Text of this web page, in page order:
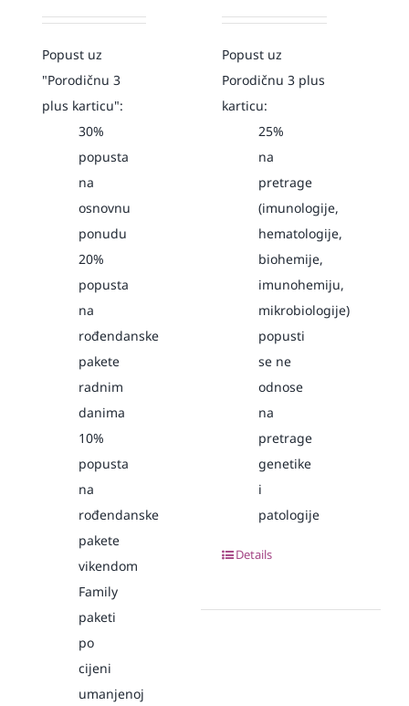
Popust uz
"Porodičnu 3
plus karticu":
30%
popusta
na
osnovnu
ponudu
20%
popusta
na
rođendanske
pakete
radnim
danima
10%
popusta
na
rođendanske
pakete
vikendom
Family
paketi
po
cijeni
umanjenoj
Popust uz
Porodičnu 3 plus
karticu:
25%
na
pretrage
(imunologije,
hematologije,
biohemije,
imunohemiju,
mikrobiologije)
popusti
se ne
odnose
na
pretrage
genetike
i
patologije
Details